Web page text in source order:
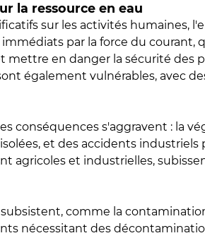
la ressource en eau
sur les activités humaines,
par la force du courant,
mettre en danger la sécurité des
également vulnérables, avec
conséquences s'aggravent : la
et des accidents industriels
agricoles et industrielles,
comme la
nécessitant des